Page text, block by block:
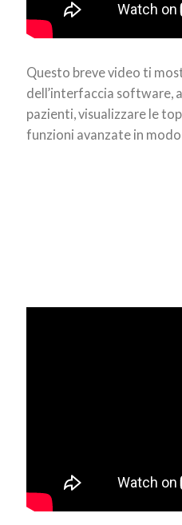
Questo breve video ti
dell’interfaccia software,
pazienti, visualizzare le
funzioni avanzate in